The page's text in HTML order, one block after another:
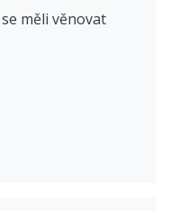
měli věnovat